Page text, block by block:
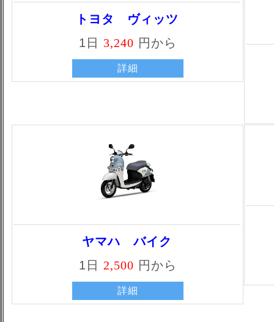
トヨタ ヴィッツ
1日 3,240 円から
詳細
ヤマハ バイク
1日 2,500 円から
詳細